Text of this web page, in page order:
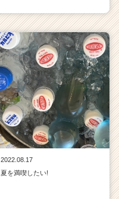
2022.08.17
夏を満喫したい!